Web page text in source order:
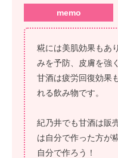
memo
糀には美肌効果もあ
みを予防、皮膚を強
甘酒は疲労回復効果
れる飲み物です。
紀乃井でも甘酒は販
は自分で作った方が
自分で作ろう！